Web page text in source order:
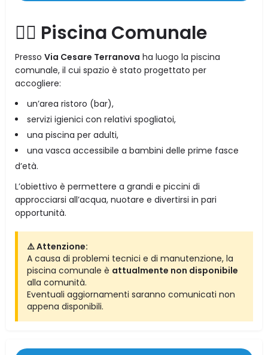
🏊‍♂️ Piscina Comunale
Presso Via Cesare Terranova ha luogo la piscina
comunale, il cui spazio è stato progettato per
accogliere:
un’area ristoro (bar),
servizi igienici con relativi spogliatoi,
una piscina per adulti,
una vasca accessibile a bambini delle prime fasce
d’età.
L’obiettivo è permettere a grandi e piccini di
approcciarsi all’acqua, nuotare e divertirsi in pari
opportunità.
⚠️ Attenzione:
A causa di problemi tecnici e di manutenzione, la
piscina comunale è attualmente non disponibile
alla comunità.
Eventuali aggiornamenti saranno comunicati non
appena disponibili.